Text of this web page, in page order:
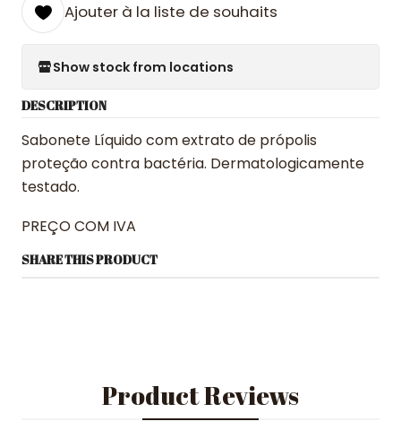
Ajouter à la liste de souhaits
Show stock from locations
DESCRIPTION
Sabonete Líquido com extrato de própolis
proteção contra bactéria. Dermatologicamente
testado.
PREÇO COM IVA
SHARE THIS PRODUCT
Product Reviews